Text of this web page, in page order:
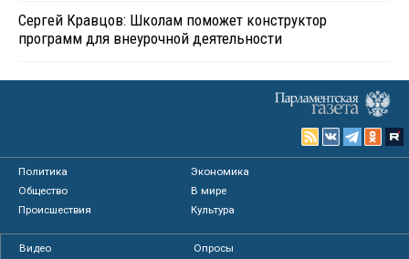
Сергей Кравцов: Школам поможет конструктор
программ для внеурочной деятельности
Политика
Экономика
Общество
В мире
Происшествия
Культура
Видео
Опросы